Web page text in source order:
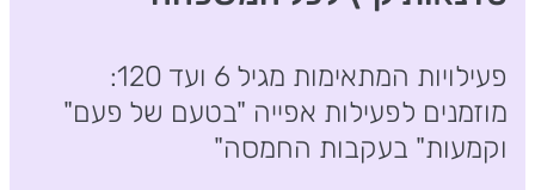
פעילויות המתאימות מגיל 6 ועד 120:
מוזמנים לפעילות אפייה "בטעם של פעם"
וקמעות" בעקבות החמסה"